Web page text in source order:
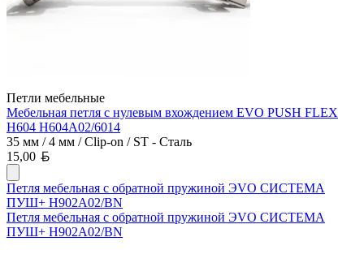
Петли мебельные
Мебельная петля с нулевым вхождением EVO PUSH FLEX
H604 H604A02/6014
35 мм / 4 мм / Clip-on / ST - Сталь
15,00
Петля мебельная с обратной пружиной ЭVO СИСТЕМА
ПУШ+ H902A02/BN
Петля мебельная с обратной пружиной ЭVO СИСТЕМА
ПУШ+ H902A02/BN